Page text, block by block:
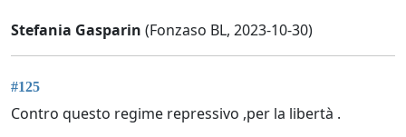
Stefania Gasparin (Fonzaso BL, 2023-10-30)
#125
Contro questo regime repressivo ,per la libertà .